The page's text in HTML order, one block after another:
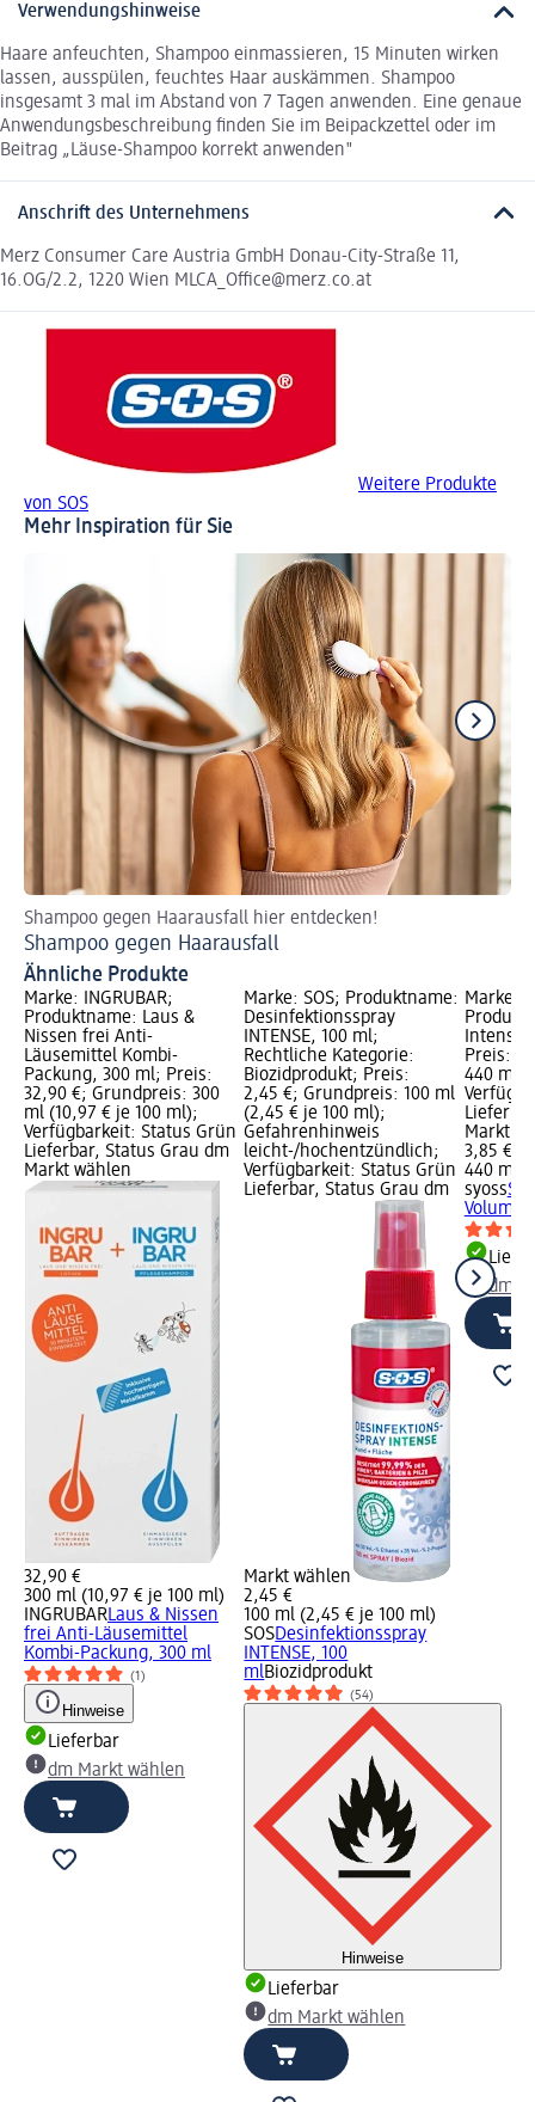
Verwendungshinweise
Haare anfeuchten, Shampoo einmassieren, 15 Minuten wirken
lassen, ausspülen, feuchtes Haar auskämmen. Shampoo
insgesamt 3 mal im Abstand von 7 Tagen anwenden. Eine genaue
Anwendungsbeschreibung finden Sie im Beipackzettel oder im
Beitrag „Läuse-Shampoo korrekt anwenden"
Anschrift des Unternehmens
Merz Consumer Care Austria GmbH Donau-City-Straße 11,
16.OG/2.2, 1220 Wien MLCA_Office@merz.co.at
Weitere Produkte
von SOS
Mehr Inspiration für Sie
Shampoo gegen Haarausfall hier entdecken!
Shampoo gegen Haarausfall
Ähnliche Produkte
Marke: INGRUBAR;
Produktname: Laus &
Nissen frei Anti-
Läusemittel Kombi-
Packung, 300 ml; Preis:
32,90 €; Grundpreis: 300
ml (10,97 € je 100 ml);
Verfügbarkeit: Status Grün
Lieferbar, Status Grau dm
Markt wählen
32,90 €
300 ml (10,97 € je 100 ml)
INGRUBARLaus & Nissen
frei Anti-Läusemittel
Kombi-Packung, 300 ml
(1)
Hinweise
Lieferbar
dm Markt wählen
Marke: SOS; Produktname:
Desinfektionsspray
INTENSE, 100 ml;
Rechtliche Kategorie:
Biozidprodukt; Preis:
2,45 €; Grundpreis: 100 ml
(2,45 € je 100 ml);
Gefahrenhinweis
leicht-/hochentzündlich;
Verfügbarkeit: Status Grün
Lieferbar, Status Grau dm
Markt wählen
2,45 €
100 ml (2,45 € je 100 ml)
SOSDesinfektionsspray
INTENSE, 100
mlBiozidprodukt
(54)
Hinweise
Lieferbar
dm Markt wählen
Marke:
Intense
Preis:
440 ml
Markt
3,85 €
440 ml
syoss
Volume,
dm